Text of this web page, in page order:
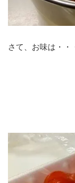
さて、お味は・・